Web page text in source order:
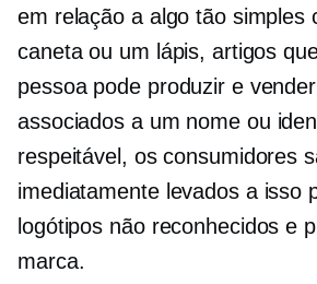
em relação a algo tão simples
caneta ou um lápis, artigos
pessoa pode produzir e
associados a um nome ou
respeitável, os consumidores
imediatamente levados a isso
logótipos não reconhecidos e
marca.